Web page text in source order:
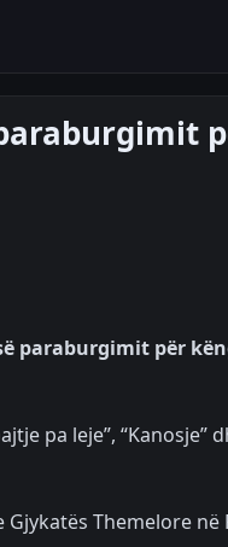
paraburgimit për
pa leje”, “Kanosje”
Themelore